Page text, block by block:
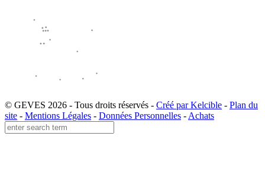
© GEVES 2026 - Tous droits réservés - Créé par Kelcible - Plan du
site - Mentions Légales - Données Personnelles - Achats